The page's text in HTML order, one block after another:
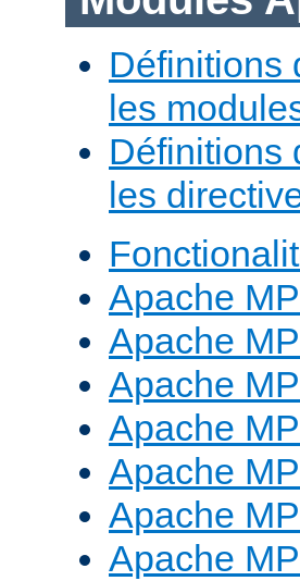
Définitions
les
Définitions
les
Apache
Apache
Apache
Apache
Apache
Apache
Apache